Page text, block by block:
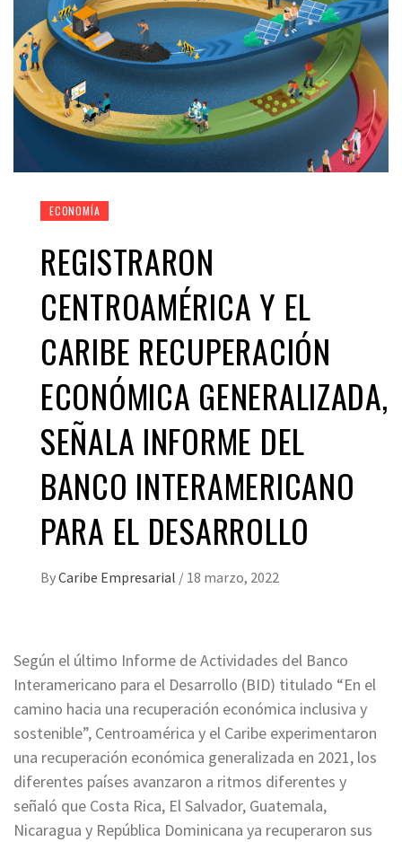
ECONOMÍA
REGISTRARON
CENTROAMÉRICA Y EL
CARIBE RECUPERACIÓN
ECONÓMICA GENERALIZADA,
SEÑALA INFORME DEL
BANCO INTERAMERICANO
PARA EL DESARROLLO
ByCaribe Empresarial / 18 marzo, 2022
Según el último Informe de Actividades del Banco
Interamericano para el Desarrollo (BID) titulado “En el
camino hacia una recuperación económica inclusiva y
sostenible”, Centroamérica y el Caribe experimentaron
una recuperación económica generalizada en 2021, los
diferentes países avanzaron a ritmos diferentes y
señaló que Costa Rica, El Salvador, Guatemala,
Nicaragua y República Dominicana ya recuperaron sus